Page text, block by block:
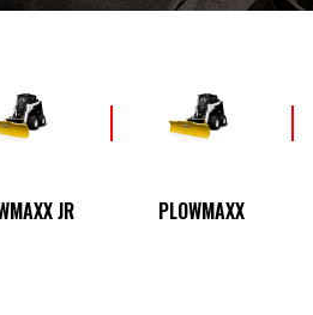
JR PLOWMAXX